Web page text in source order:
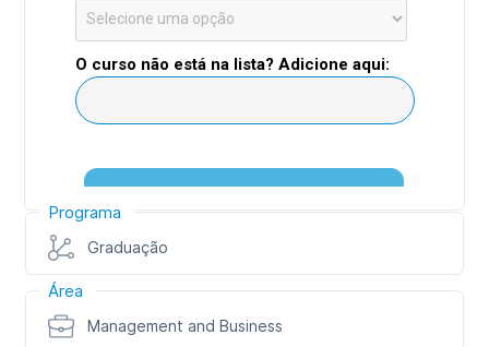
Programa
Graduação
Área
Management and Business